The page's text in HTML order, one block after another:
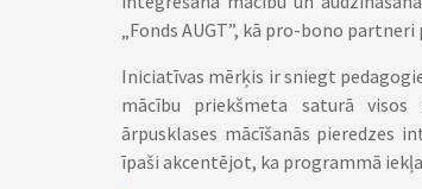
„Fonds AUGT”, kā pro-bono
Iniciatīvas mērķis ir sniegt
mācību priekšmeta saturā
ārpusklases mācīšanās pieredzes
īpaši akcentējot, ka programmā